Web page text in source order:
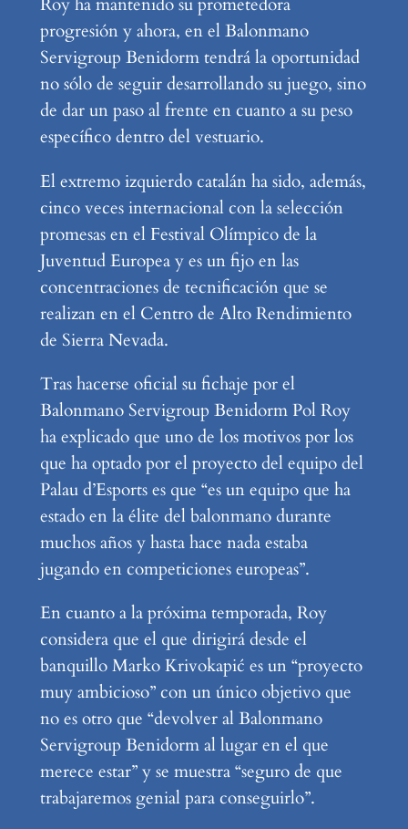
Roy ha mantenido su prometedora
progresión y ahora, en el Balonmano
Servigroup Benidorm tendrá la oportunidad
no sólo de seguir desarrollando su juego, sino
de dar un paso al frente en cuanto a su peso
específico dentro del vestuario.
El extremo izquierdo catalán ha sido, además,
cinco veces internacional con la selección
promesas en el Festival Olímpico de la
Juventud Europea y es un fijo en las
concentraciones de tecnificación que se
realizan en el Centro de Alto Rendimiento
de Sierra Nevada.
Tras hacerse oficial su fichaje por el
Balonmano Servigroup Benidorm Pol Roy
ha explicado que uno de los motivos por los
que ha optado por el proyecto del equipo del
Palau d’Esports es que “es un equipo que ha
estado en la élite del balonmano durante
muchos años y hasta hace nada estaba
jugando en competiciones europeas”.
En cuanto a la próxima temporada, Roy
considera que el que dirigirá desde el
banquillo Marko Krivokapić es un “proyecto
muy ambicioso” con un único objetivo que
no es otro que “devolver al Balonmano
Servigroup Benidorm al lugar en el que
merece estar” y se muestra “seguro de que
trabajaremos genial para conseguirlo”.